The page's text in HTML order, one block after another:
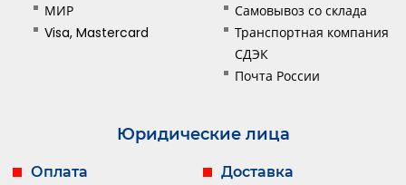
МИР
Visa, Mastercard
Самовывоз со склада
Транспортная компания
СДЭК
Почта России
Юридические лица
Оплата Доставка